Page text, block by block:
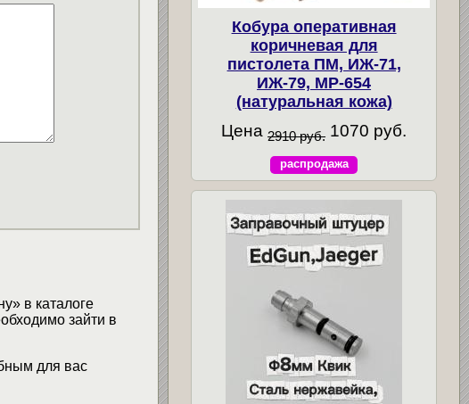
в каталоге
зайти в
для вас
Кобура оперативная
коричневая для
пистолета ПМ, ИЖ-71,
ИЖ-79, МР-654
(натуральная кожа)
Цена 2910 руб. 1070 руб.
распродажа